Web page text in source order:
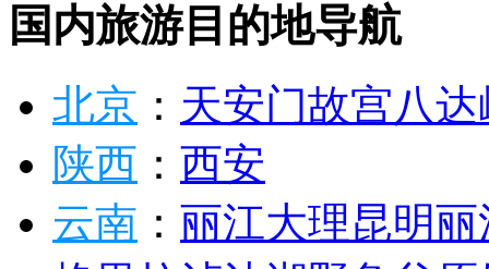
国内旅游目的地导航
北京 ： 天安门故宫八
陕西 ： 西安
云南 ： 丽江大理昆明丽